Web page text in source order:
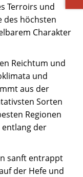
Terroirs und
des höchsten
Charakter
Reichtum und
und
aus der
Sorten
Regionen
entlang der
sanft entrappt
der Hefe und